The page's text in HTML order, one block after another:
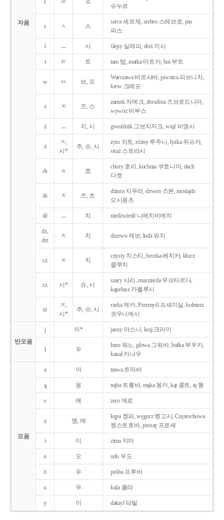
자음
r ㄹ 르
슈누르
s ㅅ 스
serce 세르체, srebro 스레브로, pas
파스
ś ㅡ 시 ślepy 실레피, dziś 지시
t ㅌ 트 tam 탐, matka 마트카, but 부트
w ㅂ 브, 프
Warszawa 바르샤바, piwnica 피브니차,
krew 크레프
z ㅈ 즈, 스
zamek 자메크, zbrodnia 즈브로드니아,
wywóz 비부스
ź ㅡ 지, 시 gwoździk 그보지지크, więź 비엥시
ż
ㅈ,
시*
주, 슈, 시
żyto 지토, różny 루주니, łyżka 위슈카,
straż 스트라시
ch ㅎ 흐
chory 호리, kuchnia 쿠흐니아, dach
다흐
dz ㅈ 즈, 츠
dziura 지우라, dzwon 즈본, mosiądz
모시옹츠
dź ㅡ 치 niedźwiedź 니에치비에치
dż,
drz
ㅈ 치 drzewo 제보, łodż 워치
cz ㅊ 치
czysty 치스티, beczka 베치카, klucz
클루치
sz 시* 슈, 시
szary 샤리, musztarda 무슈타르다,
kapelusz 카펠루시
rz
ㅈ,
시*
주, 슈, 시
rzeka 제카, Przemyśl 프셰미실, kołnierz
코우니에시
반모음
j 이* jasny 야스니, kraj 크라이
ł 우
łono 워노, głowa 그워바, bułka 부우카,
kanał 카나우
모음
a 아 trawa 트라바
ą̨ 옹 trąba 트롱바, mąka 몽카, kąt 콩트, tą 통
e 에 zero 제로
ę 엥, 에
kępa 켕파, węgorz 벵고시, Częstochowa
쳉스토호바, proszę 프로셰
i 이 zima 지마
o 오 udo 우도
ó 우 próba 프루바
u 우 kula 쿨라
y 이 daktyl 닥틸